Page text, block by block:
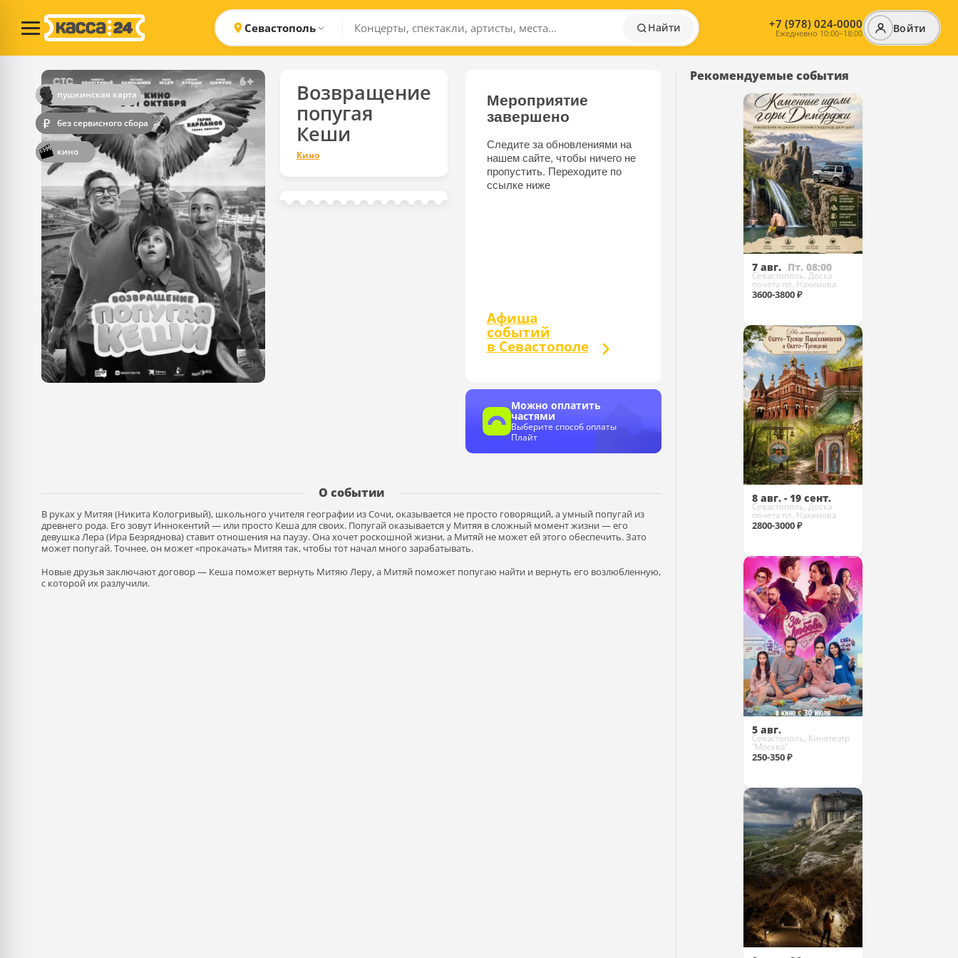
Севастополь Найти +7 (978) 024-0000
Ежедневно 10:00–18:00 Войти
пушкинская карта
без сервисного сбора
кино
Возвращение
попугая
Кеши
Кино
Мероприятие
завершено
Следите за обновлениями на
нашем сайте, чтобы ничего не
пропустить. Переходите по
ссылке ниже
Афиша
событий
в Севастополе
Можно оплатить
частями
Выберите способ оплаты
Плайт
О событии
В руках у Митяя (Никита Кологривый), школьного учителя географии из Сочи, оказывается не просто говорящий, а умный попугай из
древнего рода. Его зовут Иннокентий — или просто Кеша для своих. Попугай оказывается у Митяя в сложный момент жизни — его
девушка Лера (Ира Безряднова) ставит отношения на паузу. Она хочет роскошной жизни, а Митяй не может ей этого обеспечить. Зато
может попугай. Точнее, он может «прокачать» Митяя так, чтобы тот начал много зарабатывать.
Новые друзья заключают договор — Кеша поможет вернуть Митяю Леру, а Митяй поможет попугаю найти и вернуть его возлюбленную,
с которой их разлучили.
Рекомендуемые события
7 авг. Пт. 08:00
Севастополь, Доска
почета пл. Нахимова
3600-3800 ₽
Купить
8 авг. - 19 сент.
Севастополь, Доска
почета пл. Нахимова
2800-3000 ₽
Купить
5 авг.
Севастополь, Кинотеатр
"Москва"
250-350 ₽
Купить